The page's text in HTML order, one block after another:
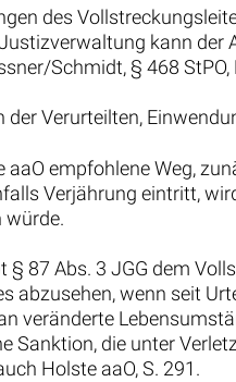
des
kann der
Schmidt, § 468 StPO,
der Verurteilten,
aaO empfohlene Weg,
Verjährung eintritt,
würde.
§ 87 Abs. 3 JGG dem
abzusehen, wenn seit
veränderte
Sanktion, die unter
Holste aaO, S. 291.